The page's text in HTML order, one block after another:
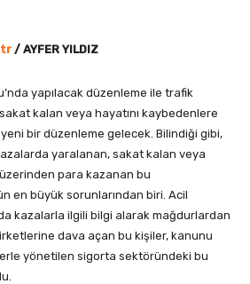
/ AYFER YILDIZ
yapılacak düzenleme ile trafik
kalan veya hayatını kaybedenlere
bir düzenleme gelecek. Bilindiği gibi,
yaralanan, sakat kalan veya
para kazanan bu
en büyük sorunlarından biri. Acil
kazalarla ilgili bilgi alarak mağdurlardan
dava açan bu kişiler, kanunu
yönetilen sigorta sektöründeki bu